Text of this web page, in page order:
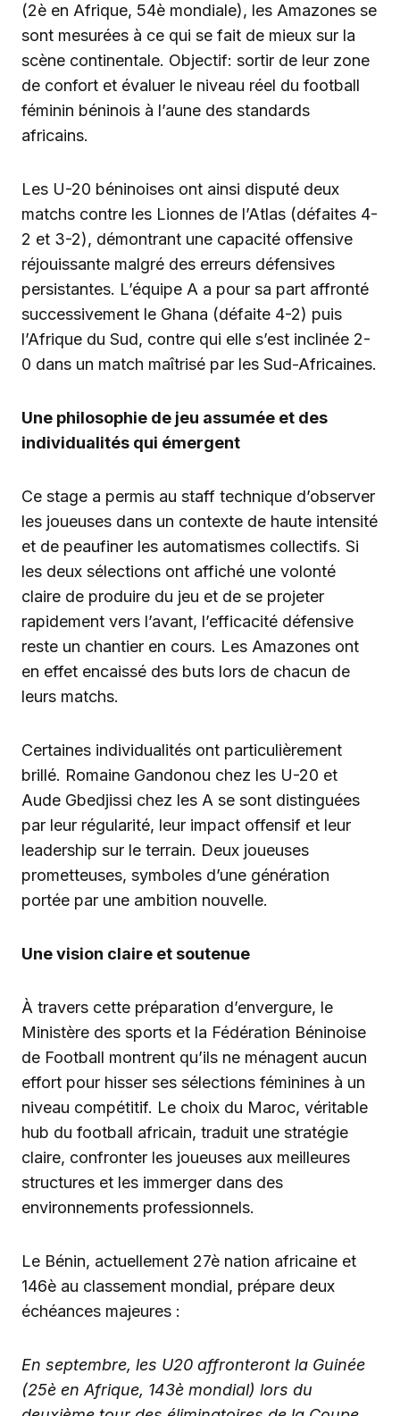
(2è en Afrique, 54è mondiale), les Amazones se
sont mesurées à ce qui se fait de mieux sur la
scène continentale. Objectif: sortir de leur zone
de confort et évaluer le niveau réel du football
féminin béninois à l’aune des standards
africains.
Les U-20 béninoises ont ainsi disputé deux
matchs contre les Lionnes de l’Atlas (défaites 4-
2 et 3-2), démontrant une capacité offensive
réjouissante malgré des erreurs défensives
persistantes. L’équipe A a pour sa part affronté
successivement le Ghana (défaite 4-2) puis
l’Afrique du Sud, contre qui elle s’est inclinée 2-
0 dans un match maîtrisé par les Sud-Africaines.
Une philosophie de jeu assumée et des
individualités qui émergent
Ce stage a permis au staff technique d’observer
les joueuses dans un contexte de haute intensité
et de peaufiner les automatismes collectifs. Si
les deux sélections ont affiché une volonté
claire de produire du jeu et de se projeter
rapidement vers l’avant, l’efficacité défensive
reste un chantier en cours. Les Amazones ont
en effet encaissé des buts lors de chacun de
leurs matchs.
Certaines individualités ont particulièrement
brillé. Romaine Gandonou chez les U-20 et
Aude Gbedjissi chez les A se sont distinguées
par leur régularité, leur impact offensif et leur
leadership sur le terrain. Deux joueuses
prometteuses, symboles d’une génération
portée par une ambition nouvelle.
Une vision claire et soutenue
À travers cette préparation d’envergure, le
Ministère des sports et la Fédération Béninoise
de Football montrent qu’ils ne ménagent aucun
effort pour hisser ses sélections féminines à un
niveau compétitif. Le choix du Maroc, véritable
hub du football africain, traduit une stratégie
claire, confronter les joueuses aux meilleures
structures et les immerger dans des
environnements professionnels.
Le Bénin, actuellement 27è nation africaine et
146è au classement mondial, prépare deux
échéances majeures :
En septembre, les U20 affronteront la Guinée
(25è en Afrique, 143è mondial) lors du